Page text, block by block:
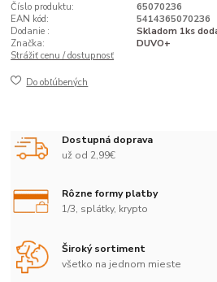
Číslo produktu:
65070236
EAN kód:
5414365070236
Dodanie :
Skladom 1ks
Značka:
DUVO+
Strážiť cenu / dostupnosť
Do obľúbených
Dostupná doprava
už od 2,99€
Rôzne formy platby
1/3, splátky, krypto
Široký sortiment
všetko na jednom mieste